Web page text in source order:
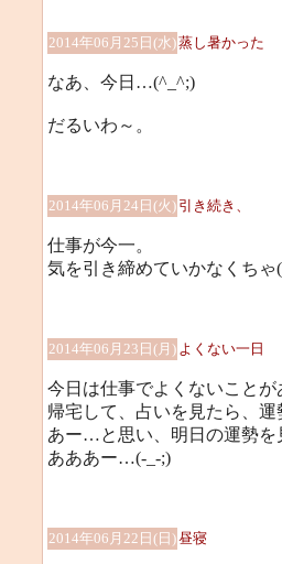
2014年06月25日(水)蒸し暑かった
なあ、今日…(^_^;)
だるいわ～。
2014年06月24日(火) 引き続き、
仕事が今一。
気を引き締めていかなくちゃ
2014年06月23日(月) よくない一日
今日は仕事でよくないこと
帰宅して、占いを見たら、
あー…と思い、明日の運勢を
あああー…(-_-;)
2014年06月22日(日)昼寝